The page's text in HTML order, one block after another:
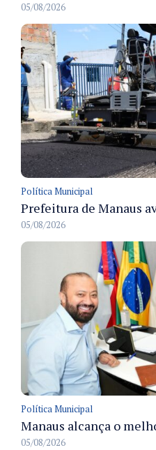
05/08/2026
Política Municipal
05/08/2026
Política Municipal
05/08/2026